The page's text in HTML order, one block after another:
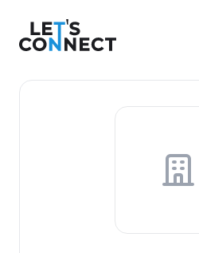
Let's Connect